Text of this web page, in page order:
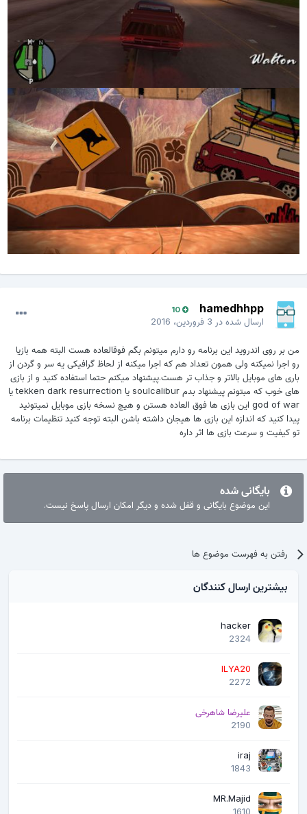
hamedhhpp
10
ارسال شده در3 فروردین، 2016
من بر روی اندروید این برنامه رو دارم میتونم بگم فوقالعاده هست البته همه بازیا
رو اجرا نمیکنه ولی همون تعداد هم که اجرا میکنه از لحاظ گرافیکی یه سر و گردن از
باری های موبایل بالاتر و جذاب تر هست.پیشنهاد میکنم حتما استفاده کنید و از بازی
های خوب که مبتونم پیشنهاد بدم soulcalibur یا tekken dark resurrection یا
god of war این بازی ها فوق العاده هستن و هیچ نسخه بازی موبایل نمیتونید
پیدا کنید که اندازه این بازی ها هیجان داشته باشن البته توجه کنید تنظیمات برنامه
تو کیفیت و سرعت بازی ها اثر داره
بایگانی شده
این موضوع بایگانی و قفل شده و دیگر امکان ارسال پاسخ نیست.
رفتن به فهرست موضوع ها
بیشترین ارسال کنندگان
hacker
2324
ILYA20
2272
علیرضا شاهرخی
2190
iraj
1843
MR.Majid
1610